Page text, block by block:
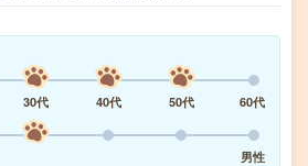
30代 40代 50代
60代
男性